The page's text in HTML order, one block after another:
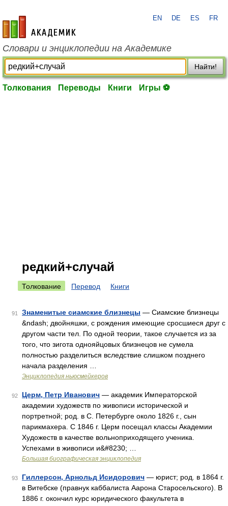
academic.ru
EN DE ES FR
Словари и энциклопедии на Академике
Найти!
Толкования Переводы Книги Игры ⚽
редкий+случай
Толкование Перевод Книги
91 Знаменитые сиамские близнецы — Сиамские близнецы
&ndash; двойняшки, с рождения имеющие сросшиеся друг с
другом части тел. По одной теории, такое случается из за
того, что зигота однояйцовых близнецов не сумела
полностью разделиться вследствие слишком позднего
начала разделения …
Энциклопедия ньюсмейкеров
92 Церм, Петр Иванович — академик Императорской
академии художеств по живописи исторической и
портретной; род. в С. Петербурге около 1826 г., сын
парикмахера. С 1846 г. Церм посещал классы Академии
Художеств в качестве вольноприходящего ученика.
Успехами в живописи и&#8230; …
Большая биографическая энциклопедия
93 Гиллерсон, Арнольд Исидорович — юрист; род. в 1864 г.
в Витебске (правнук каббалиста Аарона Старосельского). В
1886 г. окончил курс юридического факультета в